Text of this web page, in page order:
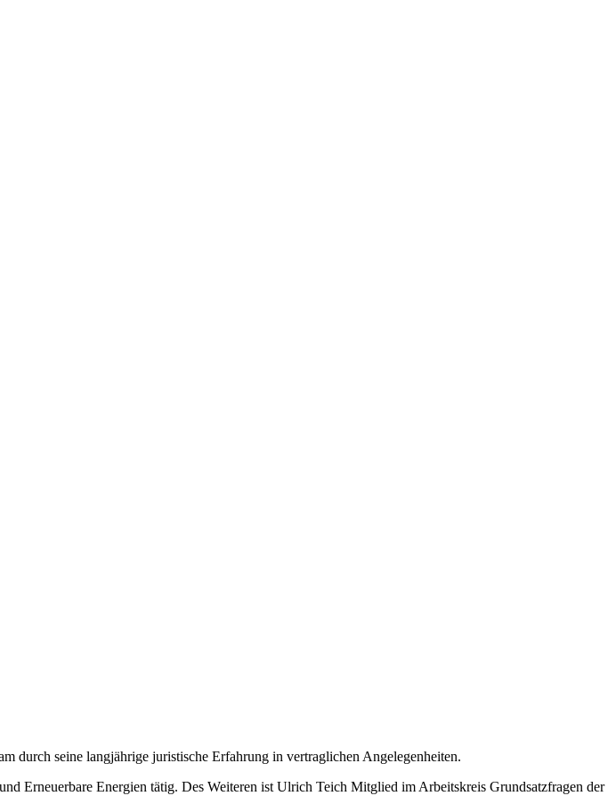
durch seine langjährige juristische Erfahrung in vertraglichen Angelegenheiten.
Erneuerbare Energien tätig. Des Weiteren ist Ulrich Teich Mitglied im Arbeitskreis Grundsatzfragen der